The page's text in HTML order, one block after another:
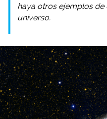
haya otros ejemplos de
universo.